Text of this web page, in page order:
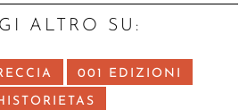
ALTRO SU:
001 EDIZIONI